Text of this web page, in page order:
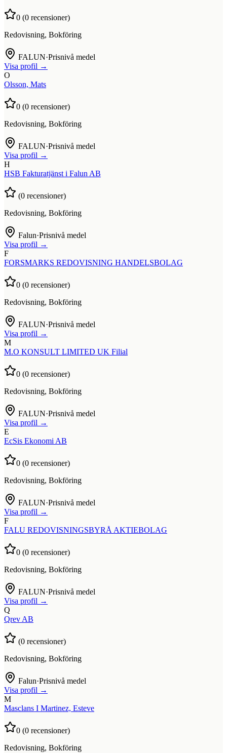
0 (0 recensioner)
Redovisning, Bokföring
FALUN·Prisnivå medel
Visa profil →
O
Olsson, Mats
0 (0 recensioner)
Redovisning, Bokföring
FALUN·Prisnivå medel
Visa profil →
H
HSB Fakturatjänst i Falun AB
(0 recensioner)
Redovisning, Bokföring
Falun·Prisnivå medel
Visa profil →
F
FORSMARKS REDOVISNING HANDELSBOLAG
0 (0 recensioner)
Redovisning, Bokföring
FALUN·Prisnivå medel
Visa profil →
M
M.O KONSULT LIMITED UK Filial
0 (0 recensioner)
Redovisning, Bokföring
FALUN·Prisnivå medel
Visa profil →
E
EcSis Ekonomi AB
0 (0 recensioner)
Redovisning, Bokföring
FALUN·Prisnivå medel
Visa profil →
F
FALU REDOVISNINGSBYRÅ AKTIEBOLAG
0 (0 recensioner)
Redovisning, Bokföring
FALUN·Prisnivå medel
Visa profil →
Q
Qrev AB
(0 recensioner)
Redovisning, Bokföring
Falun·Prisnivå medel
Visa profil →
M
Masclans I Martinez, Esteve
0 (0 recensioner)
Redovisning, Bokföring